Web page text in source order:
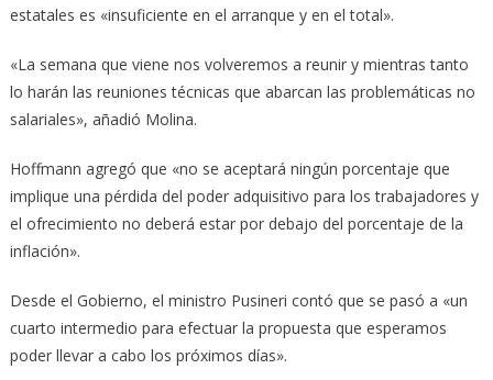
estatales es «insuficiente en el arranque y en el total».
«La semana que viene nos volveremos a reunir y mientras tanto
lo harán las reuniones técnicas que abarcan las problemáticas no
salariales», añadió Molina.
Hoffmann agregó que «no se aceptará ningún porcentaje que
implique una pérdida del poder adquisitivo para los trabajadores y
el ofrecimiento no deberá estar por debajo del porcentaje de la
inflación».
Desde el Gobierno, el ministro Pusineri contó que se pasó a «un
cuarto intermedio para efectuar la propuesta que esperamos
poder llevar a cabo los próximos días».